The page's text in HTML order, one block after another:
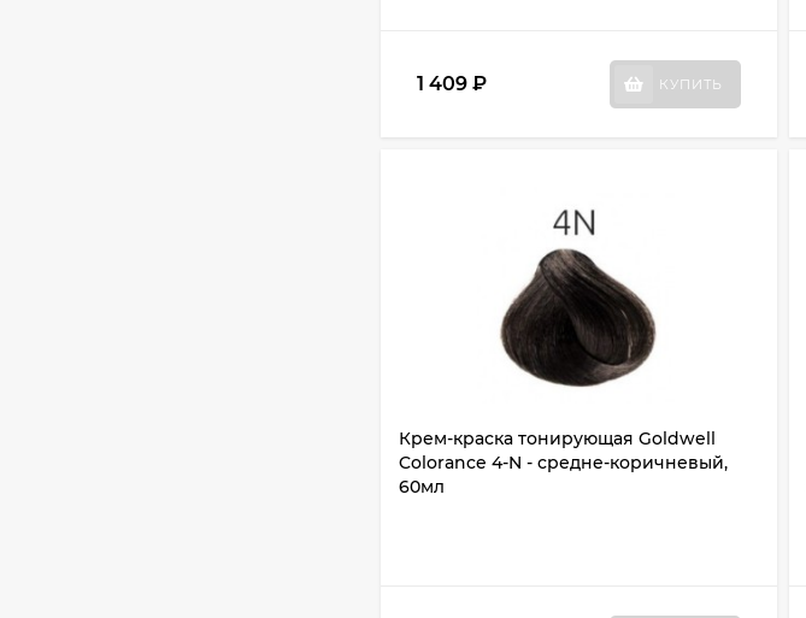
1 409 ₽ КУПИТЬ
Крем-краска тонирующая Goldwell
Colorance 4-N - средне-коричневый,
60мл